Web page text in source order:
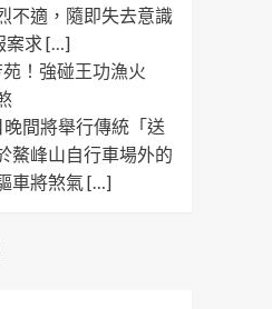
不適，隨即失去意識
案求 […]
！強碰王功漁火
間將舉行傳統「送
鰲峰山自行車場外的
車將煞氣 […]